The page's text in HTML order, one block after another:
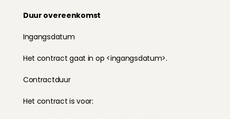
Duur overeenkomst
Ingangsdatum
Het contract gaat in op <ingangsdatum>.
Contractduur
Het contract is voor: